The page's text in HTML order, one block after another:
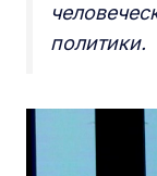
политики.